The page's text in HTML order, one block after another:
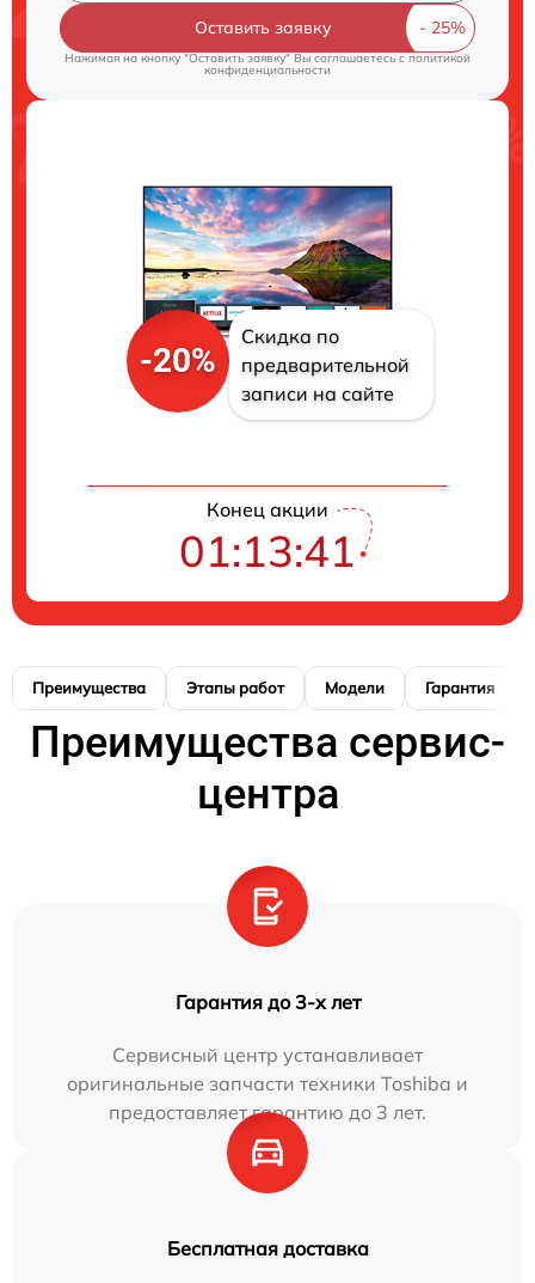
Оставить заявку
Нажимая на кнопку "Оставить заявку" Вы соглашаетесь cполитикой
конфиденциальности
-20%
Скидка по
предварительной
записи на сайте
Конец акции
01:13:40
Преимущества Этапы работ Модели Гарантия
Преимущества сервис-
центра
Гарантия до 3-х лет
Сервисный центр устанавливает
оригинальные запчасти техники Toshiba и
предоставляет гарантию до 3 лет.
Бесплатная доставка